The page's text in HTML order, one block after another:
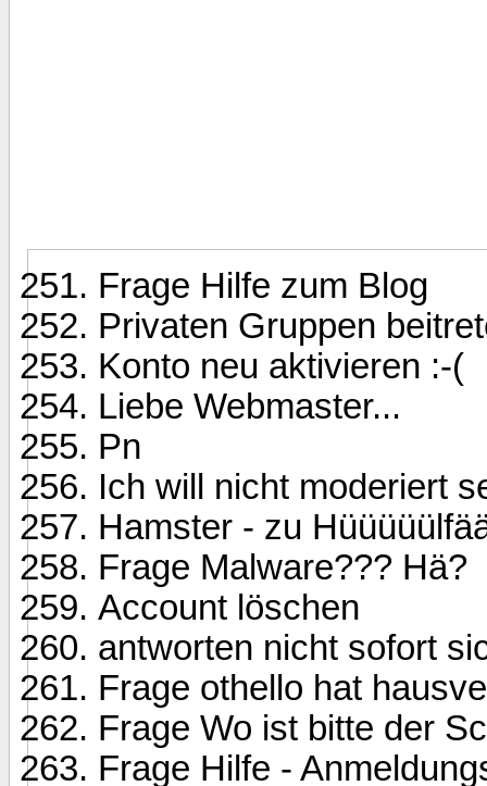
Frage Hilfe zum Blog
Privaten Gruppen
Konto neu aktivieren :-(
Liebe Webmaster...
Pn
Ich will nicht moderiert
Hamster - zu
Frage Malware??? Hä?
Account löschen
antworten nicht sofort
Frage othello hat
Frage Wo ist bitte der
Frage Hilfe -